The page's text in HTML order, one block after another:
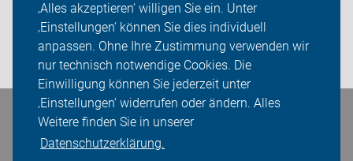
‚Alles akzeptieren‘ willigen Sie ein. Unter
‚Einstellungen‘ können Sie dies individuell
anpassen. Ohne Ihre Zustimmung verwenden wir
nur technisch notwendige Cookies. Die
Einwilligung können Sie jederzeit unter
‚Einstellungen‘ widerrufen oder ändern. Alles
Weitere finden Sie in unserer
Datenschutzerklärung.
Presse
Login
Bleiben Sie in Kontakt